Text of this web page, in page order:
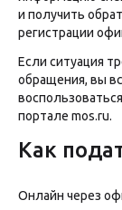
и получить
регистрации
Если ситуация
обращения, вы
портале mos.ru.
Как
Онлайн через